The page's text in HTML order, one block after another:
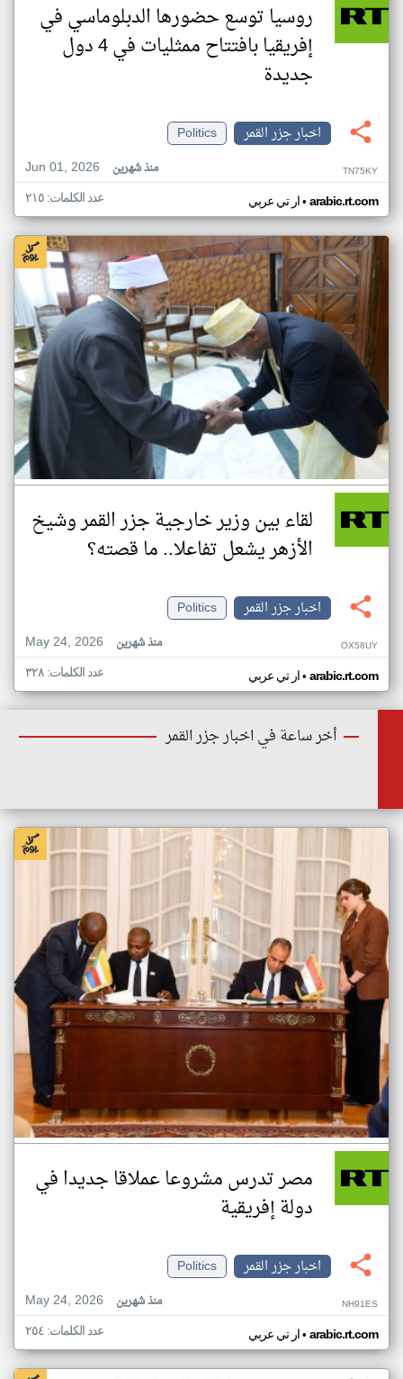
روسيا توسع حضورها الدبلوماسي في
إفريقيا بافتتاح ممثليات في 4 دول
جديدة
اخبار جزر القمر
Politics
Jun 01, 2026
منذ شهرين TN75KY
ار تي عربي• arabic.rt.com عدد الكلمات: ٢١٥
لقاء بين وزير خارجية جزر القمر وشيخ
الأزهر يشعل تفاعلا.. ما قصته؟
اخبار جزر القمر
Politics
May 24, 2026
منذ شهرين OX58UY
ار تي عربي• arabic.rt.com عدد الكلمات: ٣٢٨
أخر ساعة في اخبار جزر القمر
مصر تدرس مشروعا عملاقا جديدا في
دولة إفريقية
اخبار جزر القمر
Politics
May 24, 2026
منذ شهرين NH91ES
ار تي عربي• arabic.rt.com عدد الكلمات: ٢٥٤